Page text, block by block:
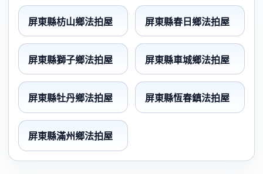
屏東縣枋山鄉法拍屋 屏東縣春日鄉法拍屋
屏東縣獅子鄉法拍屋 屏東縣車城鄉法拍屋
屏東縣牡丹鄉法拍屋 屏東縣恆春鎮法拍屋
屏東縣滿州鄉法拍屋